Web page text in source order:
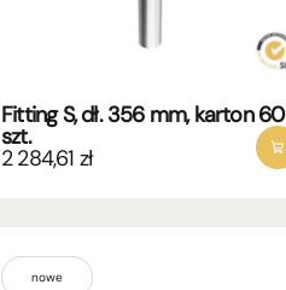
Fitting S, dł. 356 mm, karton 60
szt.
2 284,61 zł
nowe